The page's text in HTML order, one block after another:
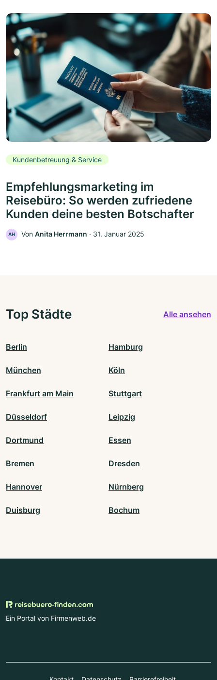
Kundenbetreuung & Service
Empfehlungsmarketing im
Reisebüro: So werden zufriedene
Kunden deine besten Botschafter
AH Von Anita Herrmann ‧ 31. Januar 2025
Top Städte Alle ansehen
Berlin Hamburg
München Köln
Frankfurt am Main Stuttgart
Düsseldorf Leipzig
Dortmund Essen
Bremen Dresden
Hannover Nürnberg
Duisburg Bochum
Ein Portal von Firmenweb.de